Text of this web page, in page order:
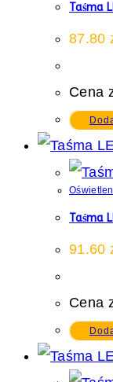
Taśma
87.80
Cena
Taśma
91.60
Cena